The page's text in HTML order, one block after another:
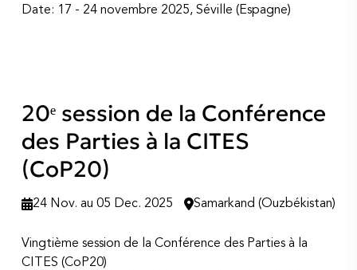
Date: 17 - 24 novembre 2025, Séville (Espagne)
20ᵉ session de la Conférence
des Parties à la CITES
(CoP20)
24 Nov. au 05 Dec. 2025 Samarkand (Ouzbékistan)
Vingtième session de la Conférence des Parties à la
CITES (CoP20)